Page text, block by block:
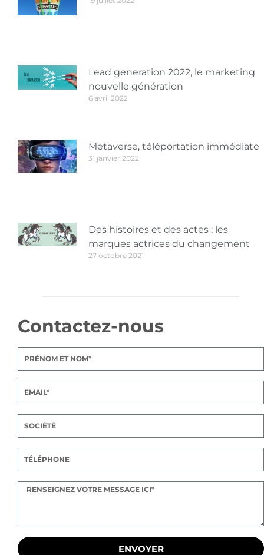
Lead generation 2022, le marketing
nouvelle génération
6 avril 2022
Metaverse, téléportation immédiate
31 janvier 2022
Des histoires et des actes : les
marques actrices du changement
27 octobre 2021
Contactez-nous
ENVOYER